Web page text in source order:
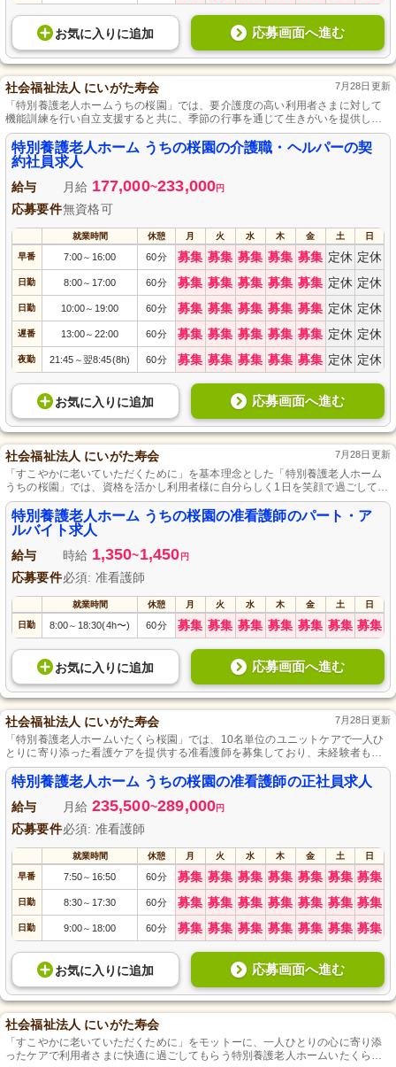
お気に入り に追加 応募画面へ進む
社会福祉法人 にいがた寿会 7月28日更新
「特別養護老人ホームうちの桜園」では、要介護度の高い利用者さまに対して
機能訓練を行い自立支援すると共に、季節の行事を通じて生きがいを提供し、
利用者さまが毎日を楽しめるようサポートします。介護未経験者には丁寧な指
導を行い、正社員登用制度を活用し、スキルアップ・キャリアアップが可能で
す。
特別養護老人ホーム うちの桜園の介護職・ヘルパーの契
約社員求人
給与 月給 177,000~233,000円
応募要件無資格可
就業時間 休憩 月 火 水 木 金 土 日
早番 7:00～ 16:00 60分 募集 募集 募集 募集 募集 定休 定休
日勤 8:00～ 17:00 60分 募集 募集 募集 募集 募集 定休 定休
日勤 10:00～ 19:00 60分 募集 募集 募集 募集 募集 定休 定休
遅番 13:00～ 22:00 60分 募集 募集 募集 募集 募集 定休 定休
夜勤 21:45 ～翌8:45(8h) 60分 募集 募集 募集 募集 募集 定休 定休
お気に入り に追加 応募画面へ進む
社会福祉法人 にいがた寿会 7月28日更新
「すこやかに老いていただくために」を基本理念とした「特別養護老人ホーム
うちの桜園」では、資格を活かし利用者様に自分らしく1日を笑顔で過ごしてい
ただく看護業務をお任せします。駐車場完備でマイカー通勤が可能で育児休業
の取得実績もあります。
特別養護老人ホーム うちの桜園の准看護師のパート・ア
ルバイト求人
給与 時給 1,350~1,450 円
応募要件必須: 准看護師
就業時間 休憩 月 火 水 木 金 土 日
日勤 8:00～ 18:30(4h〜) 60分 募集 募集 募集 募集 募集 募集 募集
お気に入り に追加 応募画面へ進む
社会福祉法人 にいがた寿会 7月28日更新
「特別養護老人ホームいたくら桜園」では、10名単位のユニットケアで一人ひ
とりに寄り添った看護ケアを提供する准看護師を募集しており、未経験者もキ
ャリアスタートできる介護業務なしの環境が特徴です。診療補助や各種健康管
理が主な業務で、各種社会保険の加入や昇給・賞与制度、駐車場の準備があ
り、定年後も再雇用でライフプランとキャリアプランをリンクさせた長期勤務
が可能です。
特別養護老人ホーム うちの桜園の准看護師の正社員求人
給与 月給 235,500~289,000円
応募要件必須: 准看護師
就業時間 休憩 月 火 水 木 金 土 日
早番 7:50～ 16:50 60分 募集 募集 募集 募集 募集 募集 募集
日勤 8:30～ 17:30 60分 募集 募集 募集 募集 募集 募集 募集
日勤 9:00～ 18:00 60分 募集 募集 募集 募集 募集 募集 募集
お気に入り に追加 応募画面へ進む
社会福祉法人 にいがた寿会
「すこやかに老いていただくために」をモットーに、一人ひとりの心に寄り添
ったケアで利用者さまに快適に過ごしてもらう特別養護老人ホームいたくら桜